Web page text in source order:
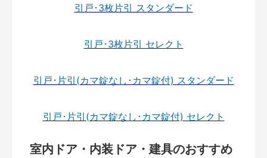
引戸･3枚片引 スタンダード
引戸･3枚片引 セレクト
引戸･片引(カマ錠なし･カマ錠付) スタンダード
引戸･片引(カマ錠なし･カマ錠付) セレクト
室内ドア・内装ドア・建具のおすすめ